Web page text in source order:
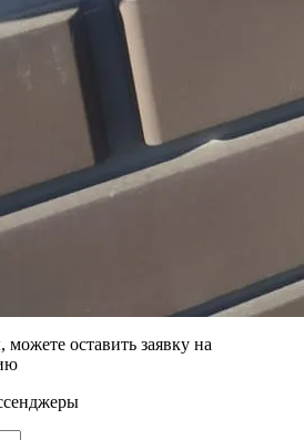
оставить заявку на